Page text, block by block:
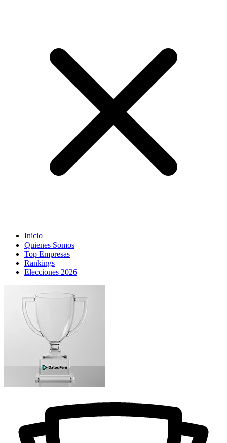
Inicio
Quienes Somos
Top Empresas
Rankings
Elecciones 2026